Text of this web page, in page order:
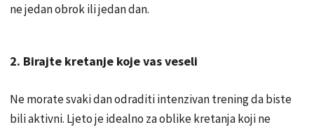
ne jedan obrok ili jedan dan.
2. Birajte kretanje koje vas veseli
Ne morate svaki dan odraditi intenzivan trening da biste
bili aktivni. Ljeto je idealno za oblike kretanja koji ne